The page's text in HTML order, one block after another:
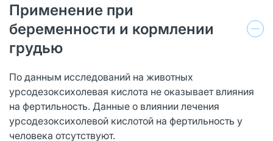
Применение при
беременности и кормлении
грудью
По данным исследований на животных
урсодезоксихолевая кислота не оказывает влияния
на фертильность. Данные о влиянии лечения
урсодезоксихолевой кислотой на фертильность у
человека отсутствуют.